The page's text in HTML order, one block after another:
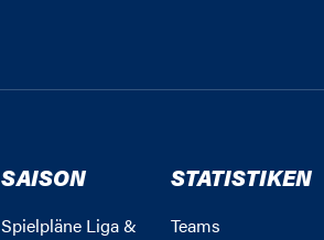
SAISON
Spielpläne Liga &
STATISTIKEN
Teams